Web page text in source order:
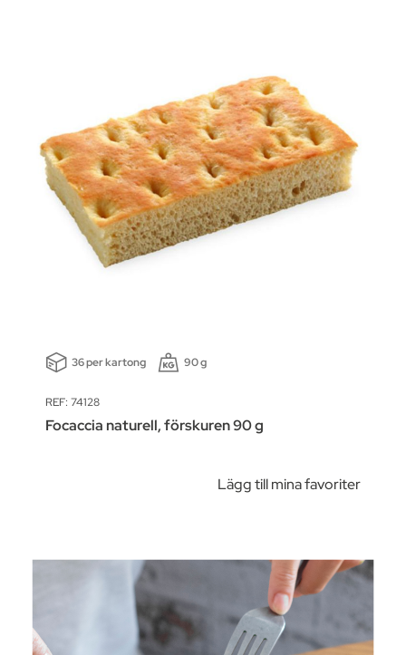
36 per kartong 90 g
REF: 74128
Focaccia naturell, förskuren 90 g
Lägg till mina favoriter